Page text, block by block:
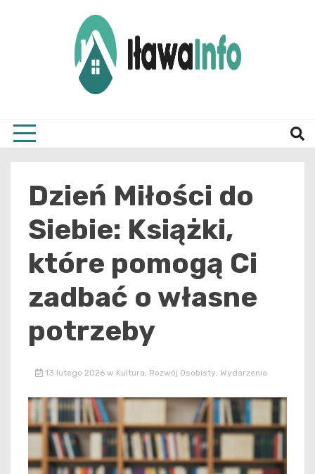
Dzień Miłości do
Siebie: Książki,
które pomogą Ci
zadbać o własne
potrzeby
13 lutego 2026 w Kultura, Rozwój Osobisty, Wydarzenia